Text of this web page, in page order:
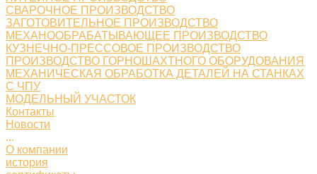
СВАРОЧНОЕ ПРОИЗВОДСТВО
ЗАГОТОВИТЕЛЬНОЕ ПРОИЗВОДСТВО
МЕХАНООБРАБАТЫВАЮЩЕЕ ПРОИЗВОДСТВО
КУЗНЕЧНО-ПРЕССОВОЕ ПРОИЗВОДСТВО
ПРОИЗВОДСТВО ГОРНОШАХТНОГО ОБОРУДОВАНИЯ
МЕХАНИЧЕСКАЯ ОБРАБОТКА ДЕТАЛЕЙ НА СТАНКАХ
С ЧПУ
МОДЕЛЬНЫЙ УЧАСТОК
Контакты
Новости
...
О компании
история